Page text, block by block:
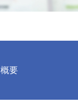
要